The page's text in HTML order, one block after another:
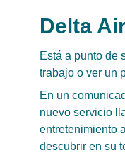
Delta
Está a punto de
trabajo o ver un
En un
nuevo servicio
entretenimiento
descubrir en su